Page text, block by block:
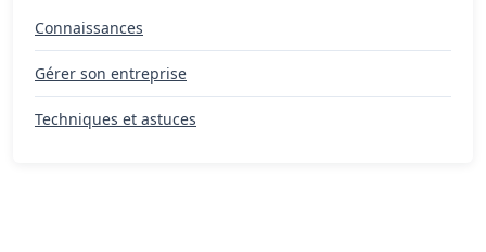
Connaissances
Gérer son entreprise
Techniques et astuces